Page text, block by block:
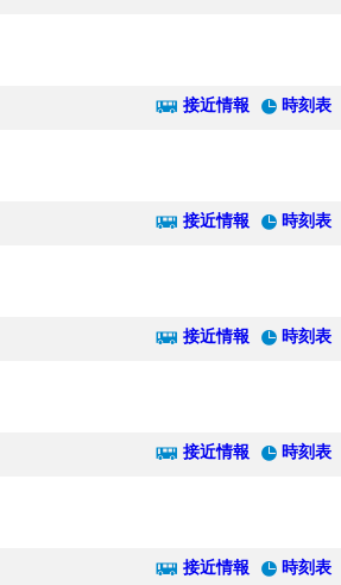
接近情報 時刻表
接近情報 時刻表
接近情報 時刻表
接近情報 時刻表
接近情報 時刻表